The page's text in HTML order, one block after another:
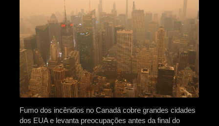
Fumo dos incêndios no Canadá cobre grandes cidades
dos EUA e levanta preocupações antes da final do